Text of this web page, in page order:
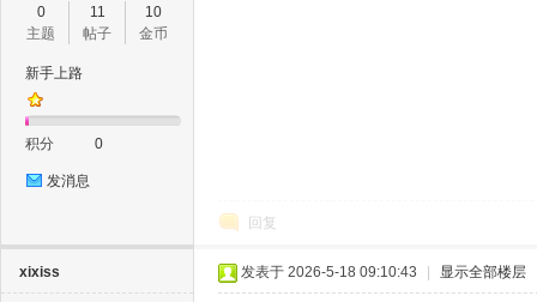
0
主题
11
帖子
10
金币
新手上路
积分 0
发消息
回复
xixiss 发表于 2026-5-18 09:10:43 显示全部楼层